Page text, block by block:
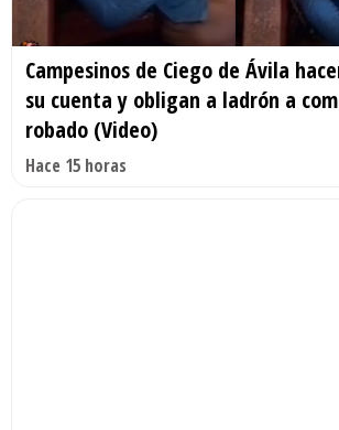
Campesinos de Ciego de Ávila
su cuenta y obligan a ladrón a
robado (Video)
Hace 15 horas